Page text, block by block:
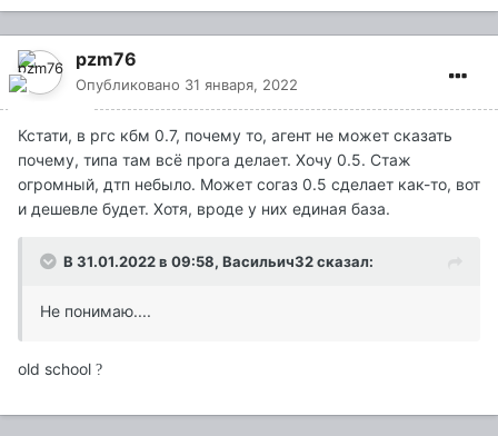
pzm76
Опубликовано 31 января, 2022
Кстати, в ргс кбм 0.7, почему то, агент не может сказать
почему, типа там всё прога делает. Хочу 0.5. Стаж
огромный, дтп небыло. Может согаз 0.5 сделает как-то, вот
и дешевле будет. Хотя, вроде у них единая база.
В 31.01.2022 в 09:58, Васильич32сказал:
Не понимаю....
old school ?